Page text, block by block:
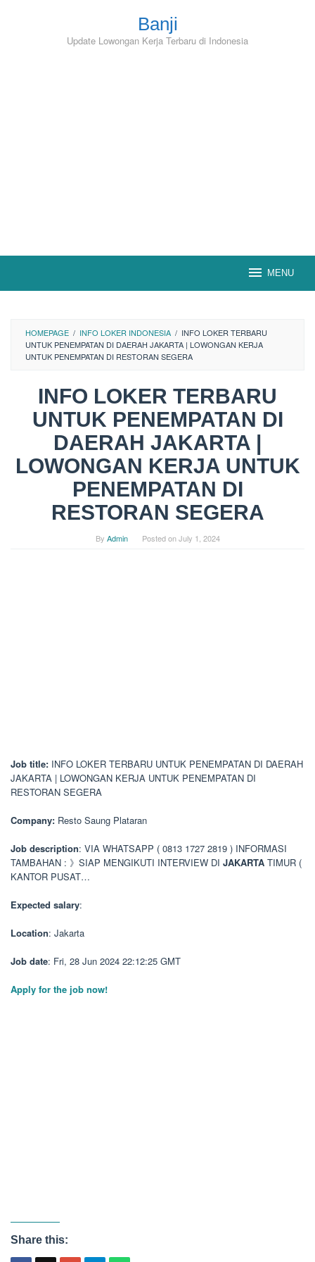
Banji
Update Lowongan Kerja Terbaru di Indonesia
MENU
HOMEPAGE / INFO LOKER INDONESIA / INFO LOKER TERBARU
UNTUK PENEMPATAN DI DAERAH JAKARTA | LOWONGAN KERJA
UNTUK PENEMPATAN DI RESTORAN SEGERA
INFO LOKER TERBARU
UNTUK PENEMPATAN DI
DAERAH JAKARTA |
LOWONGAN KERJA UNTUK
PENEMPATAN DI
RESTORAN SEGERA
By Admin Posted onJuly 1, 2024
Job title: INFO LOKER TERBARU UNTUK PENEMPATAN DI DAERAH
JAKARTA | LOWONGAN KERJA UNTUK PENEMPATAN DI
RESTORAN SEGERA
Company: Resto Saung Plataran
Job description: VIA WHATSAPP ( 0813 1727 2819 ) INFORMASI
TAMBAHAN : 》SIAP MENGIKUTI INTERVIEW DI JAKARTA TIMUR (
KANTOR PUSAT…
Expected salary:
Location: Jakarta
Job date: Fri, 28 Jun 2024 22:12:25 GMT
Apply for the job now!
Share this: